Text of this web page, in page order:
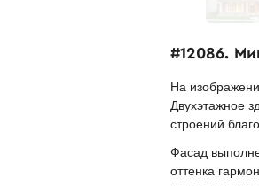
#12086.
На
Двухэтажное
строений
Фасад
оттенка